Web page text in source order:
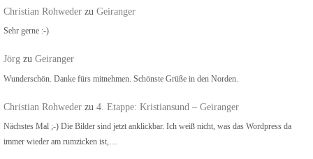
Christian Rohweder zu Geiranger
Sehr gerne :-)
Jörg zu Geiranger
Wunderschön. Danke fürs mitnehmen. Schönste Grüße in den Norden.
Christian Rohweder zu 4. Etappe: Kristiansund – Geiranger
Nächstes Mal ;-) Die Bilder sind jetzt anklickbar. Ich weiß nicht, was das Wordpress da
immer wieder am rumzicken ist,…